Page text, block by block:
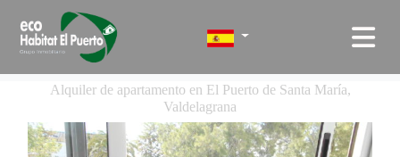
Alquiler de apartamento en El Puerto de Santa María,
Valdelagrana